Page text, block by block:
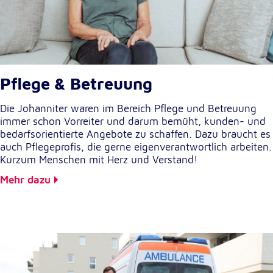
Pflege & Betreuung
Die Johanniter waren im Bereich Pflege und Betreuung
immer schon Vorreiter und darum bemüht, kunden- und
bedarfsorientierte Angebote zu schaffen. Dazu braucht es
auch Pflegeprofis, die gerne eigenverantwortlich arbeiten.
Kurzum Menschen mit Herz und Verstand!
Mehr dazu
unsere Besucher unsere Website nutzen.
Google Analytics
Name:
Google LLC
Zweck:
Erhebung von Statistiken zur Website-Nutzung
24 Stunden - 2 Jahre
Anbieter:
Google LLC